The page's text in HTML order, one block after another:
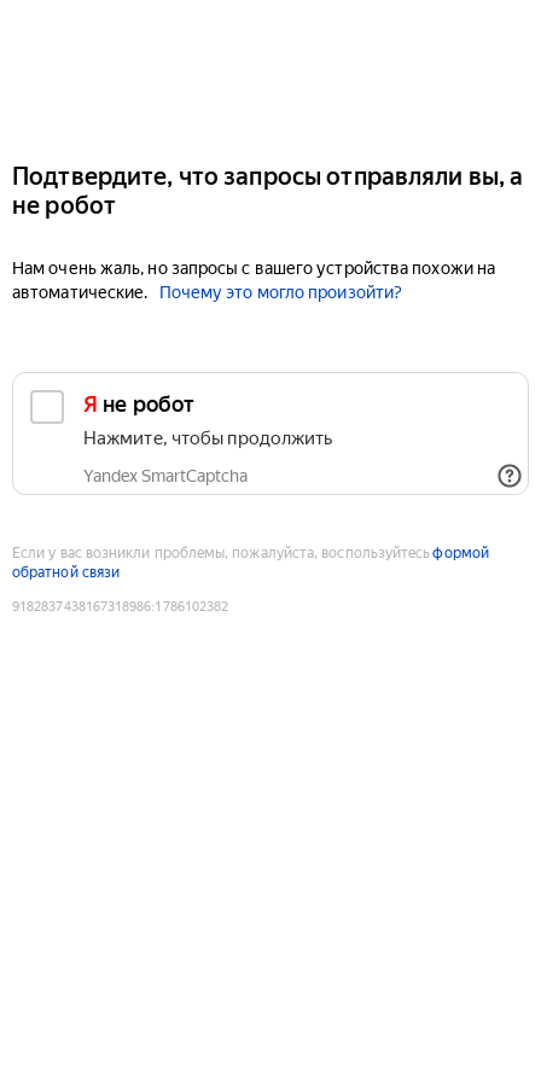
Подтвердите, что запросы отправляли вы, а
не робот
Нам очень жаль, но запросы с вашего устройства похожи на
автоматические.
Почему это могло произойти?
Я не робот
Нажмите, чтобы продолжить
Yandex SmartCaptcha
Если у вас возникли проблемы, пожалуйста, воспользуйтесьформой
обратной связи
9182837438167318986:1786102382